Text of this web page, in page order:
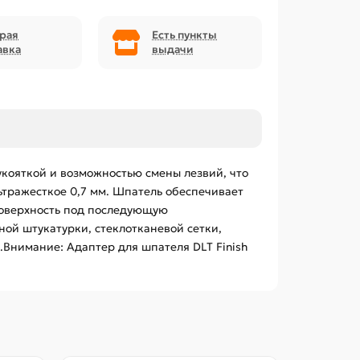
Есть пункты
выдачи
и возможностью смены лезвий, что
0,7 мм. Шпатель обеспечивает
под последующую
штукатурки, стеклотканевой сетки,
Адаптер для шпателя DLT Finish